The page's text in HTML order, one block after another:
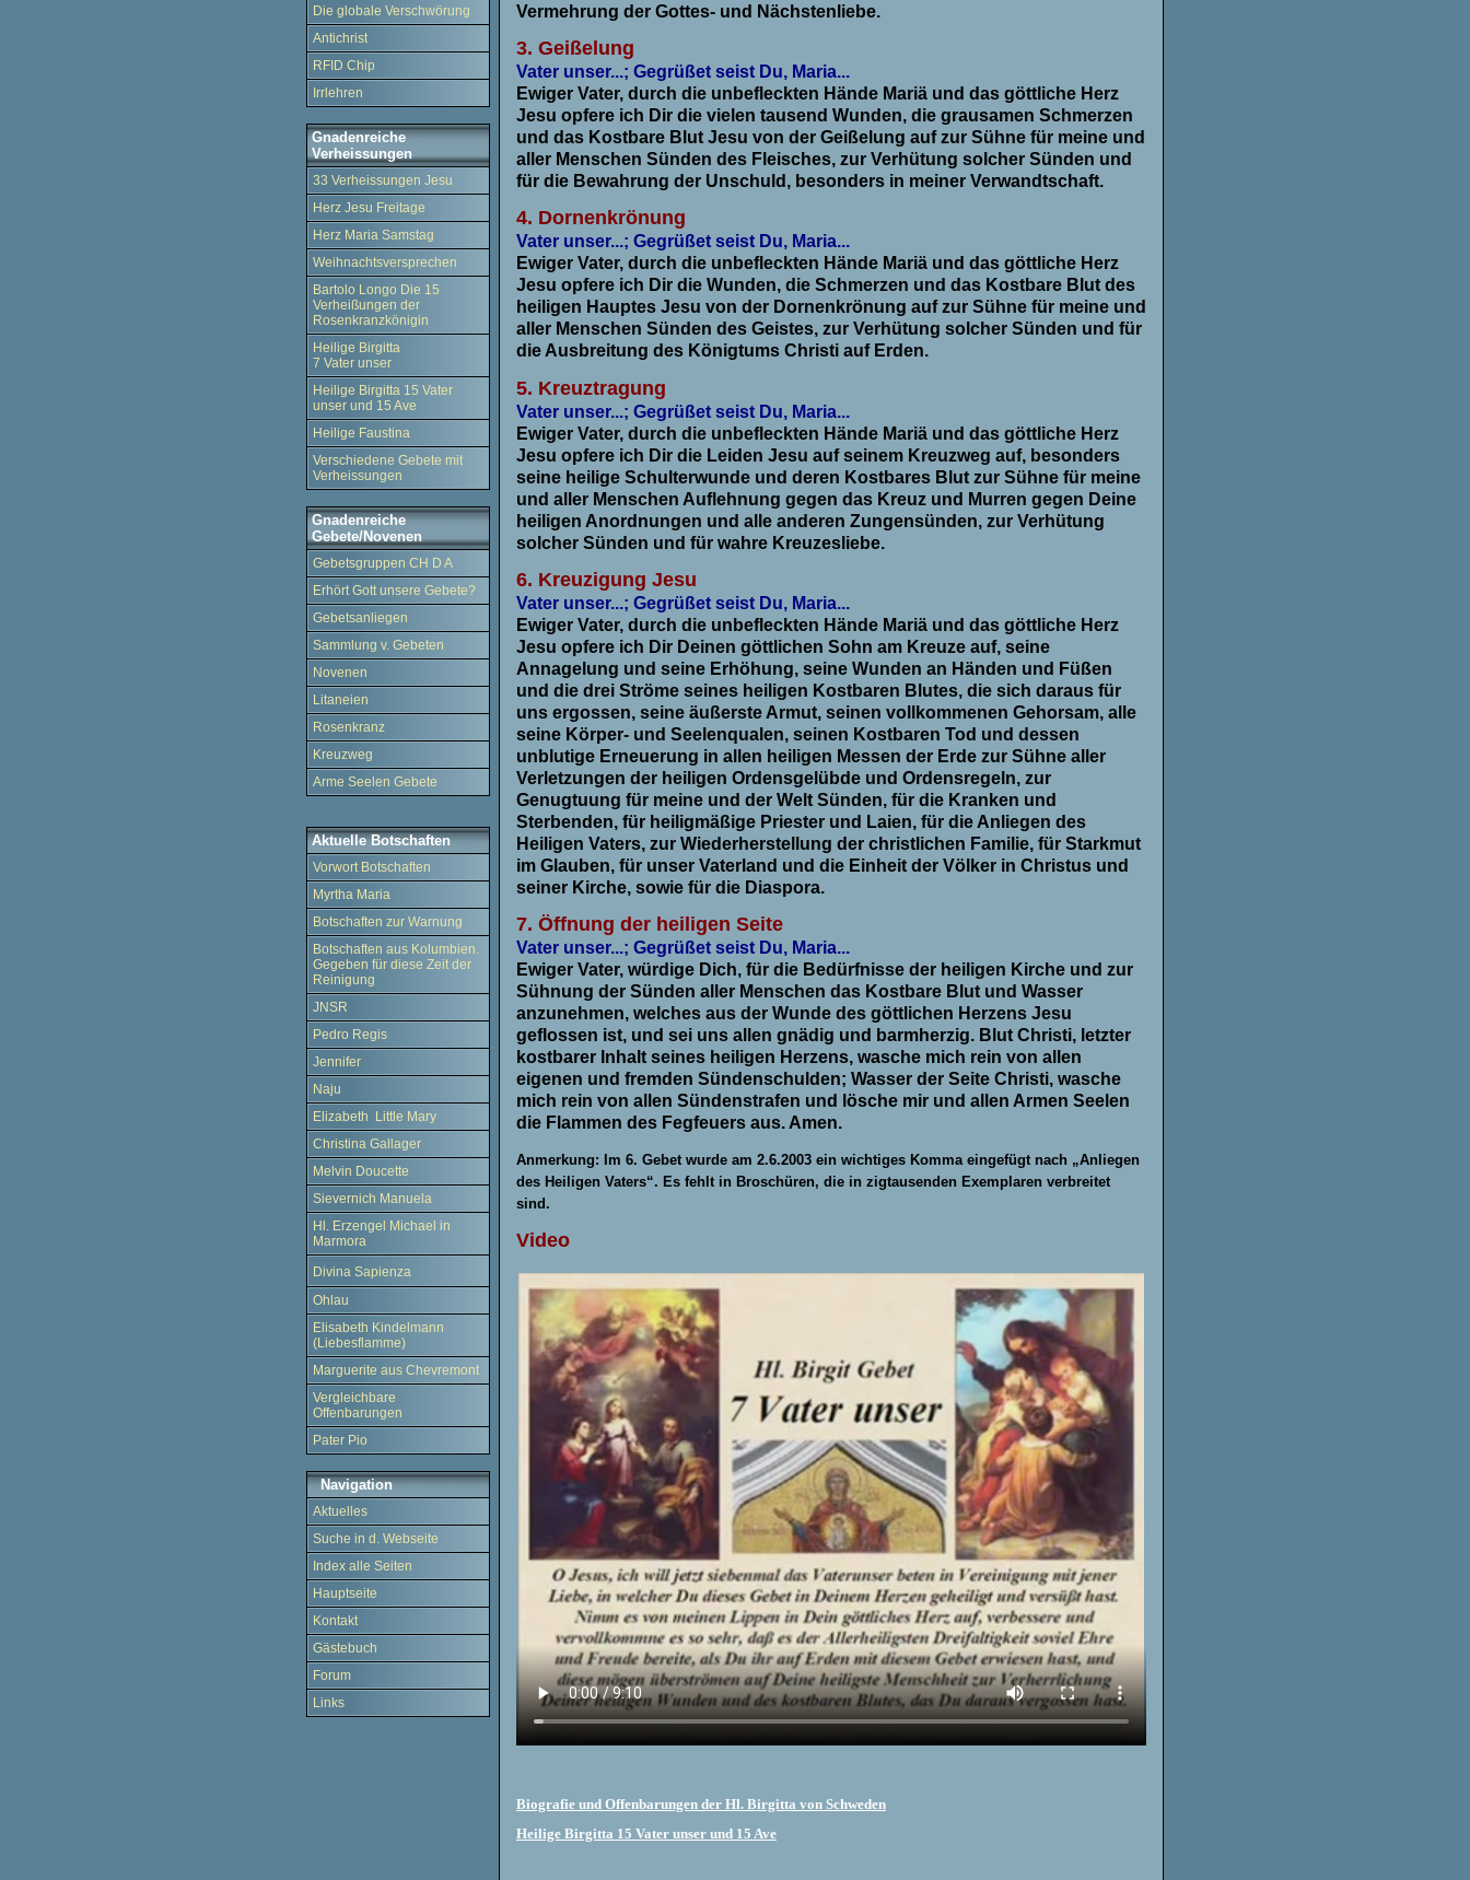
Die globale Verschwörung
Antichrist
RFID Chip
Irrlehren
Gnadenreiche
Verheissungen
33 Verheissungen Jesu
Herz Jesu Freitage
Herz Maria Samstag
Weihnachtsversprechen
Bartolo Longo Die 15
Verheißungen der
Rosenkranzkönigin
Heilige Birgitta
7 Vater unser
Heilige Birgitta 15 Vater
unser und 15 Ave
Heilige Faustina
Verschiedene Gebete mit
Verheissungen
Gnadenreiche
Gebete/Novenen
Gebetsgruppen CH D A
Erhört Gott unsere Gebete?
Gebetsanliegen
Sammlung v. Gebeten
Novenen
Litaneien
Rosenkranz
Kreuzweg
Arme Seelen Gebete
Aktuelle Botschaften
Vorwort Botschaften
Myrtha Maria
Botschaften zur Warnung
Botschaften aus Kolumbien.
Gegeben für diese Zeit der
Reinigung
JNSR
Pedro Regis
Jennifer
Naju
Elizabeth Little Mary
Christina Gallager
Melvin Doucette
Sievernich Manuela
Hl. Erzengel Michael in
Marmora
Divina Sapienza
Ohlau
Elisabeth Kindelmann
(Liebesflamme)
Marguerite aus Chevremont
Vergleichbare
Offenbarungen
Pater Pio
Navigation
Aktuelles
Suche in d. Webseite
Index alle Seiten
Hauptseite
Kontakt
Gästebuch
Forum
Links
Vermehrung der Gottes- und Nächstenliebe.
3. Geißelung
Vater unser...; Gegrüßet seist Du, Maria...
Ewiger Vater, durch die unbefleckten Hände Mariä und das göttliche Herz
Jesu opfere ich Dir die vielen tausend Wunden, die grausamen Schmerzen
und das Kostbare Blut Jesu von der Geißelung auf zur Sühne für meine und
aller Menschen Sünden des Fleisches, zur Verhütung solcher Sünden und
für die Bewahrung der Unschuld, besonders in meiner Verwandtschaft.
4. Dornenkrönung
Vater unser...; Gegrüßet seist Du, Maria...
Ewiger Vater, durch die unbefleckten Hände Mariä und das göttliche Herz
Jesu opfere ich Dir die Wunden, die Schmerzen und das Kostbare Blut des
heiligen Hauptes Jesu von der Dornenkrönung auf zur Sühne für meine und
aller Menschen Sünden des Geistes, zur Verhütung solcher Sünden und für
die Ausbreitung des Königtums Christi auf Erden.
5. Kreuztragung
Vater unser...; Gegrüßet seist Du, Maria...
Ewiger Vater, durch die unbefleckten Hände Mariä und das göttliche Herz
Jesu opfere ich Dir die Leiden Jesu auf seinem Kreuzweg auf, besonders
seine heilige Schulterwunde und deren Kostbares Blut zur Sühne für meine
und aller Menschen Auflehnung gegen das Kreuz und Murren gegen Deine
heiligen Anordnungen und alle anderen Zungensünden, zur Verhütung
solcher Sünden und für wahre Kreuzesliebe.
6. Kreuzigung Jesu
Vater unser...; Gegrüßet seist Du, Maria...
Ewiger Vater, durch die unbefleckten Hände Mariä und das göttliche Herz
Jesu opfere ich Dir Deinen göttlichen Sohn am Kreuze auf, seine
Annagelung und seine Erhöhung, seine Wunden an Händen und Füßen
und die drei Ströme seines heiligen Kostbaren Blutes, die sich daraus für
uns ergossen, seine äußerste Armut, seinen vollkommenen Gehorsam, alle
seine Körper- und Seelenqualen, seinen Kostbaren Tod und dessen
unblutige Erneuerung in allen heiligen Messen der Erde zur Sühne aller
Verletzungen der heiligen Ordensgelübde und Ordensregeln, zur
Genugtuung für meine und der Welt Sünden, für die Kranken und
Sterbenden, für heiligmäßige Priester und Laien, für die Anliegen des
Heiligen Vaters, zur Wiederherstellung der christlichen Familie, für Starkmut
im Glauben, für unser Vaterland und die Einheit der Völker in Christus und
seiner Kirche, sowie für die Diaspora.
7. Öffnung der heiligen Seite
Vater unser...; Gegrüßet seist Du, Maria...
Ewiger Vater, würdige Dich, für die Bedürfnisse der heiligen Kirche und zur
Sühnung der Sünden aller Menschen das Kostbare Blut und Wasser
anzunehmen, welches aus der Wunde des göttlichen Herzens Jesu
geflossen ist, und sei uns allen gnädig und barmherzig. Blut Christi, letzter
kostbarer Inhalt seines heiligen Herzens, wasche mich rein von allen
eigenen und fremden Sündenschulden; Wasser der Seite Christi, wasche
mich rein von allen Sündenstrafen und lösche mir und allen Armen Seelen
die Flammen des Fegfeuers aus. Amen.
Anmerkung: Im 6. Gebet wurde am 2.6.2003 ein wichtiges Komma eingefügt nach „Anliegen
des Heiligen Vaters“. Es fehlt in Broschüren, die in zigtausenden Exemplaren verbreitet
sind.
Video
Biografie und Offenbarungen der Hl. Birgitta von Schweden
Heilige Birgitta 15 Vater unser und 15 Ave